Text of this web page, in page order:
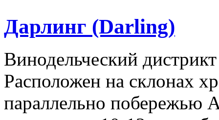
Дарлинг (Darling)
Винодельческий
Расположен на склонах
параллельно побережью